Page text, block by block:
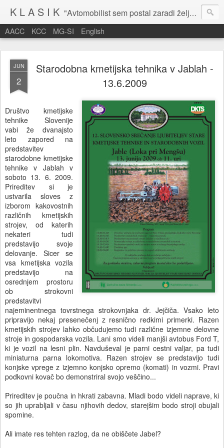
K L A S I K "Avtomobilist sem postal zaradi želje po potovanju in dejavnosti v prostem času." Baron Anton Codelli
AACC KCC MG-SI English
JUN
2
Starodobna kmetijska tehnika v Jablah -
13.6.2009
Društvo kmetijske
tehnike Slovenije
vabi že dvanajsto
leto zapored na
predstavitev
starodobne kmetijske
tehnike v Jablah v
soboto 13. 6. 2009.
Prireditev si je
ustvarila sloves z
izborom kakovostnih
različnih kmetijskih
strojev, od katerih
nekateri tudi
predstavijo svoje
delovanje. Sicer se
vsa kmetijska vozila
predstavijo na
osrednjem prostoru
ob strokovni
predstavitvi
najeminentnega tovrstnega strokovnjaka dr. Jejčiča. Vsako leto
pripravijo nekaj presenečenj z resnično redkimi primerki. Razen
kmetijskih strojev lahko občudujemo tudi različne izjemne delovne
stroje in gospodarska vozila. Lani smo videli manjši avtobus Ford T,
ki je vozil na lesni plin. Navduševal je parni cestni valjar, pa tudi
miniaturna parna lokomotiva. Razen strojev se predstavijo tudi
konjske vprege z izjemno konjsko opremo (komati) in vozmi. Pravi
podkovni kovač bo demonstriral svojo veščino...
Prireditev je poučna in hkrati zabavna. Mladi bodo videli naprave, ki
so jih uprabljali v času njihovih dedov, starejšim bodo stroji obujali
spomine.
Ali imate res tehten razlog, da ne obiščete Jabel?